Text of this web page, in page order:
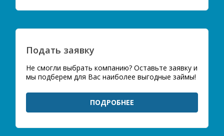
Подать заявку
Не смогли выбрать компанию? Оставьте заявку и
мы подберем для Вас наиболее выгодные займы!
ПОДРОБНЕЕ